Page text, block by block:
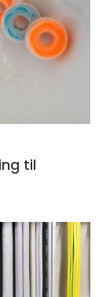
til